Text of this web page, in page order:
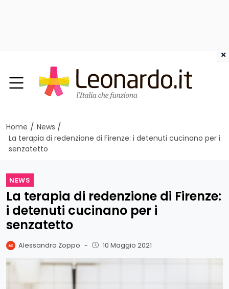
Home / News /
La terapia di redenzione di Firenze: i detenuti cucinano per i
senzatetto
NEWS
La terapia di redenzione di Firenze:
i detenuti cucinano per i
senzatetto
Alessandro Zoppo - 10 Maggio 2021
×